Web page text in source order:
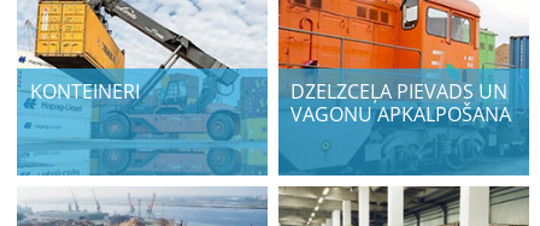
KONTEINERI
DZELZCEĻA PIEVADS UN
VAGONU APKALPOŠANA